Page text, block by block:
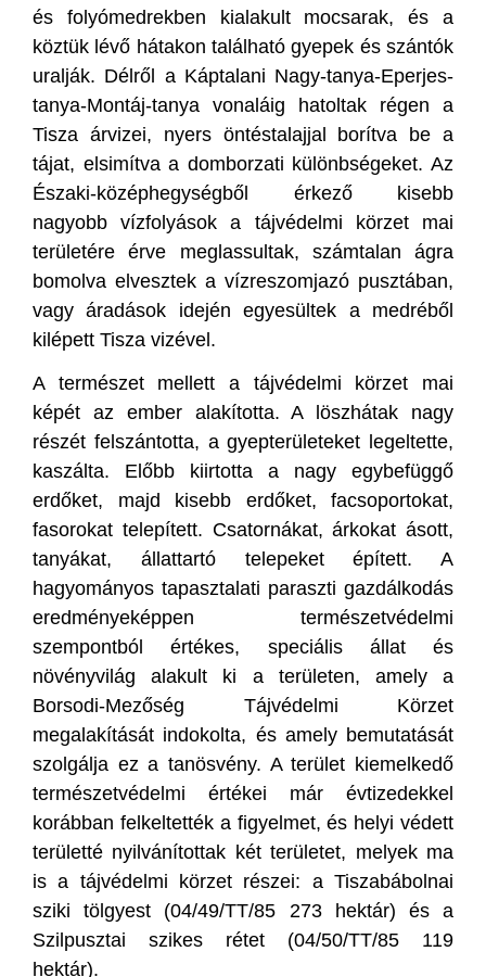
és folyómedrekben kialakult mocsarak, és a
köztük lévő hátakon található gyepek és szántók
uralják. Délről a Káptalani Nagy-tanya-Eperjes-
tanya-Montáj-tanya vonaláig hatoltak régen a
Tisza árvizei, nyers öntéstalajjal borítva be a
tájat, elsimítva a domborzati különbségeket. Az
Északi-középhegységből érkező kisebb
nagyobb vízfolyások a tájvédelmi körzet mai
területére érve meglassultak, számtalan ágra
bomolva elvesztek a vízreszomjazó pusztában,
vagy áradások idején egyesültek a medréből
kilépett Tisza vizével.
A természet mellett a tájvédelmi körzet mai
képét az ember alakította. A löszhátak nagy
részét felszántotta, a gyepterületeket legeltette,
kaszálta. Előbb kiirtotta a nagy egybefüggő
erdőket, majd kisebb erdőket, facsoportokat,
fasorokat telepített. Csatornákat, árkokat ásott,
tanyákat, állattartó telepeket épített. A
hagyományos tapasztalati paraszti gazdálkodás
eredményeképpen természetvédelmi
szempontból értékes, speciális állat és
növényvilág alakult ki a területen, amely a
Borsodi-Mezőség Tájvédelmi Körzet
megalakítását indokolta, és amely bemutatását
szolgálja ez a tanösvény. A terület kiemelkedő
természetvédelmi értékei már évtizedekkel
korábban felkeltették a figyelmet, és helyi védett
területté nyilvánítottak két területet, melyek ma
is a tájvédelmi körzet részei: a Tiszabábolnai
sziki tölgyest (04/49/TT/85 273 hektár) és a
Szilpusztai szikes rétet (04/50/TT/85 119
hektár).